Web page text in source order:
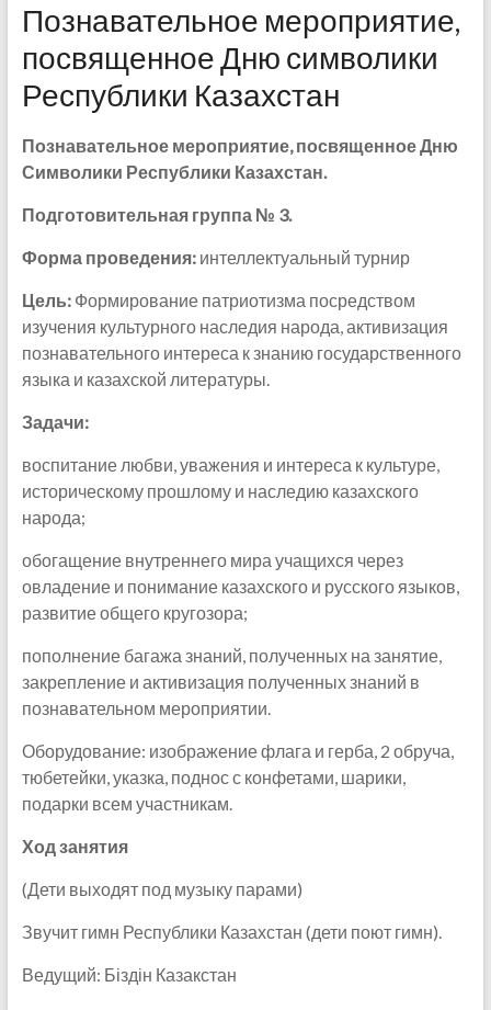
Познавательное мероприятие,
посвященное Дню символики
Республики Казахстан
Познавательное мероприятие, посвященное Дню
Символики Республики Казахстан.
Подготовительная группа № 3.
Форма проведения:интеллектуальный турнир
Цель:Формирование патриотизма посредством
изучения культурного наследия народа, активизация
познавательного интереса к знанию государственного
языка и казахской литературы.
Задачи:
воспитание любви, уважения и интереса к культуре,
историческому прошлому и наследию казахского
народа;
обогащение внутреннего мира учащихся через
овладение и понимание казахского и русского языков,
развитие общего кругозора;
пополнение багажа знаний, полученных на занятие,
закрепление и активизация полученных знаний в
познавательном мероприятии.
Оборудование: изображение флага и герба, 2 обруча,
тюбетейки, указка, поднос с конфетами, шарики,
подарки всем участникам.
Ход занятия
(Дети выходят под музыку парами)
Звучит гимн Республики Казахстан (дети поют гимн).
Ведущий: Біздін Казакстан